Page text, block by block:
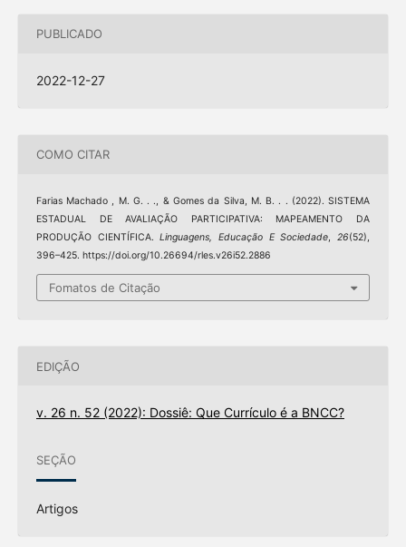
PUBLICADO
2022-12-27
COMO CITAR
Farias Machado , M. G. . ., & Gomes da Silva, M. B. . . (2022). SISTEMA
ESTADUAL DE AVALIAÇÃO PARTICIPATIVA: MAPEAMENTO DA
PRODUÇÃO CIENTÍFICA.Linguagens, Educação E Sociedade,26(52),
396–425. https://doi.org/10.26694/rles.v26i52.2886
Fomatos de Citação
EDIÇÃO
v. 26 n. 52 (2022): Dossiê: Que Currículo é a BNCC?
SEÇÃO
Artigos